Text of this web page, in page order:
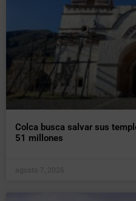
Colca busca salvar sus
51 millones
agosto 7, 2026